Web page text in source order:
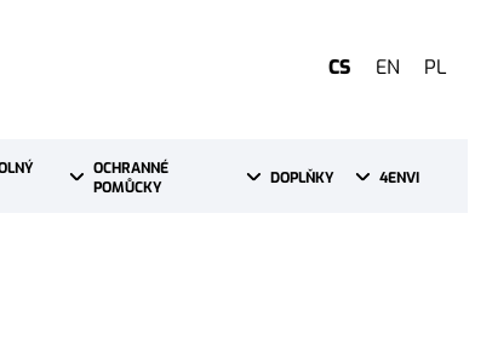
OCHRANNÉ
POMŮCKY
DOPLŇKY 4ENVI
CS EN PL